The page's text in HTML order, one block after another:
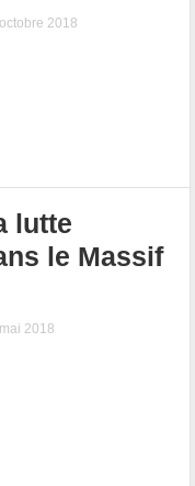
2018
lutte
le Massif
2018